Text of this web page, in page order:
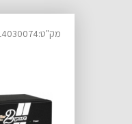
מק"ט:14030074